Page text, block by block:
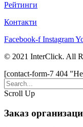
Рейтинги
Контакти
Facebook-f Instagram
© 2021 InterClick. All
[contact-form-7 404
Scroll Up
Заказ